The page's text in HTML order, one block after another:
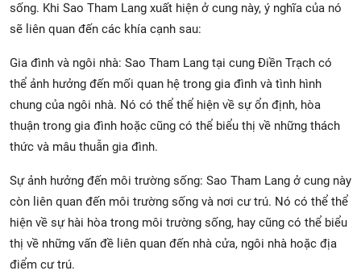
sống. Khi Sao Tham Lang xuất hiện ở cung này, ý nghĩa của nó
sẽ liên quan đến các khía cạnh sau:
Gia đình và ngôi nhà: Sao Tham Lang tại cung Điền Trạch có
thể ảnh hưởng đến mối quan hệ trong gia đình và tình hình
chung của ngôi nhà. Nó có thể thể hiện về sự ổn định, hòa
thuận trong gia đình hoặc cũng có thể biểu thị về những thách
thức và mâu thuẫn gia đình.
Sự ảnh hưởng đến môi trường sống: Sao Tham Lang ở cung này
còn liên quan đến môi trường sống và nơi cư trú. Nó có thể thể
hiện về sự hài hòa trong môi trường sống, hay cũng có thể biểu
thị về những vấn đề liên quan đến nhà cửa, ngôi nhà hoặc địa
điểm cư trú.